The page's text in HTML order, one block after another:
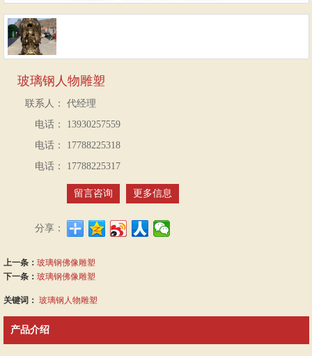
玻璃钢人物雕塑
联系人：
代经理
电话：
13930257559
电话：
17788225318
电话：
17788225317
留言咨询 更多信息
分享：
上一条： 玻璃钢佛像雕塑
下一条： 玻璃钢佛像雕塑
关键词： 玻璃钢人物雕塑
产品介绍